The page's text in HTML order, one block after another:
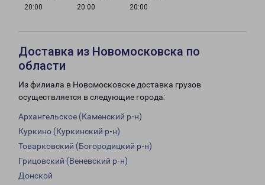
20:00
20:00
20:00
Доставка из Новомосковска по
области
Из филиала в Новомосковске доставка грузов
осуществляется в следующие города:
Архангельское (Каменский р-н)
Куркино (Куркинский р-н)
Товарковский (Богородицкий р-н)
Грицовский (Веневский р-н)
Донской